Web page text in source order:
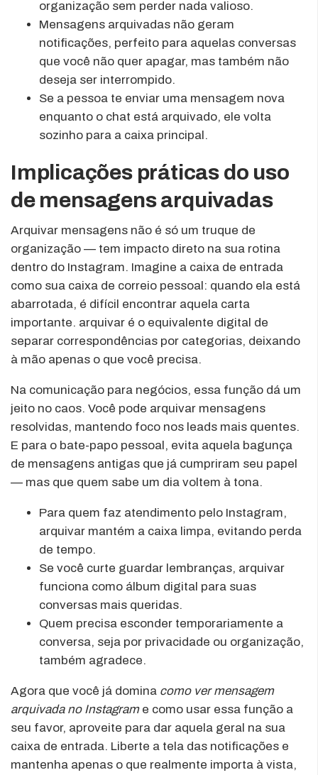
organização sem perder nada valioso.
Mensagens arquivadas não geram
notificações, perfeito para aquelas conversas
que você não quer apagar, mas também não
deseja ser interrompido.
Se a pessoa te enviar uma mensagem nova
enquanto o chat está arquivado, ele volta
sozinho para a caixa principal.
Implicações práticas do uso
de mensagens arquivadas
Arquivar mensagens não é só um truque de
organização — tem impacto direto na sua rotina
dentro do Instagram. Imagine a caixa de entrada
como sua caixa de correio pessoal: quando ela está
abarrotada, é difícil encontrar aquela carta
importante. arquivar é o equivalente digital de
separar correspondências por categorias, deixando
à mão apenas o que você precisa.
Na comunicação para negócios, essa função dá um
jeito no caos. Você pode arquivar mensagens
resolvidas, mantendo foco nos leads mais quentes.
E para o bate-papo pessoal, evita aquela bagunça
de mensagens antigas que já cumpriram seu papel
— mas que quem sabe um dia voltem à tona.
Para quem faz atendimento pelo Instagram,
arquivar mantém a caixa limpa, evitando perda
de tempo.
Se você curte guardar lembranças, arquivar
funciona como álbum digital para suas
conversas mais queridas.
Quem precisa esconder temporariamente a
conversa, seja por privacidade ou organização,
também agradece.
Agora que você já domina como ver mensagem
arquivada no Instagrame como usar essa função a
seu favor, aproveite para dar aquela geral na sua
caixa de entrada. Liberte a tela das notificações e
mantenha apenas o que realmente importa à vista,